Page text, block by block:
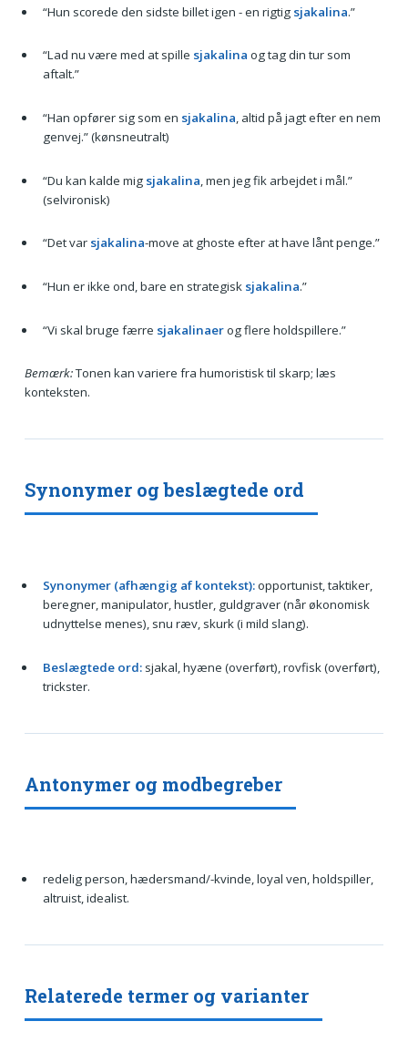
“Hun scorede den sidste billet igen - en rigtig sjakalina.”
“Lad nu være med at spille sjakalina og tag din tur som
aftalt.”
“Han opfører sig som en sjakalina, altid på jagt efter en nem
genvej.” (kønsneutralt)
“Du kan kalde mig sjakalina, men jeg fik arbejdet i mål.”
(selvironisk)
“Det var sjakalina-move at ghoste efter at have lånt penge.”
“Hun er ikke ond, bare en strategisk sjakalina.”
“Vi skal bruge færre sjakalinaerog flere holdspillere.”
Bemærk:Tonen kan variere fra humoristisk til skarp; læs
konteksten.
Synonymer og beslægtede ord
Synonymer (afhængig af kontekst):opportunist, taktiker,
beregner, manipulator, hustler, guldgraver (når økonomisk
udnyttelse menes), snu ræv, skurk (i mild slang).
Beslægtede ord:sjakal, hyæne (overført), rovfisk (overført),
trickster.
Antonymer og modbegreber
redelig person, hædersmand/-kvinde, loyal ven, holdspiller,
altruist, idealist.
Relaterede termer og varianter